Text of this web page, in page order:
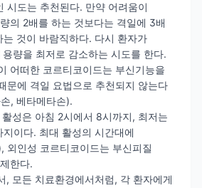
시도는 추천된다. 만약 어려움이
의 2배를 하는 것보다는 격일에 3배
것이 바람직하다. 다시 환자가
량을 최저로 감소하는 시도를 한다.
어떠한 코르티코이드는 부신기능을
문에 격일 요법으로 추천되지 않는다
, 베타메타손).
성은 아침 2시에서 8시까지, 최저는
이다. 최대 활성의 시간대에
외인성 코르티코이드는 부신피질
한다.
, 모든 치료환경에서처럼, 각 환자에게